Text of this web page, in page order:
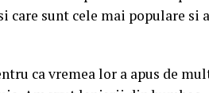
care sunt cele mai populare si
ca vremea lor a apus de